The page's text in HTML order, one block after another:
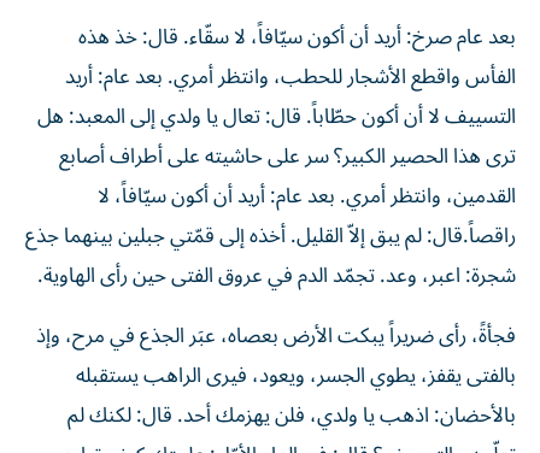
بعد عام صرخ: أريد أن أكون سيّافاً، لا سقّاء. قال: خذ هذه
الفأس واقطع الأشجار للحطب، وانتظر أمري. بعد عام: أريد
التسييف لا أن أكون حطّاباً. قال: تعال يا ولدي إلى المعبد: هل
ترى هذا الحصير الكبير؟ سر على حاشيته على أطراف أصابع
القدمين، وانتظر أمري. بعد عام: أريد أن أكون سيّافاً، لا
راقصاً.قال: لم يبق إلاّ القليل. أخذه إلى قمّتي جبلين بينهما جذع
شجرة: اعبر، وعد. تجمّد الدم في عروق الفتى حين رأى الهاوية.
فجأةً، رأى ضريراً يبكت الأرض بعصاه، عبَر الجذع في مرح، وإذ
بالفتى يقفز، يطوي الجسر، ويعود، فيرى الراهب يستقبله
بالأحضان: اذهب يا ولدي، فلن يهزمك أحد. قال: لكنك لم